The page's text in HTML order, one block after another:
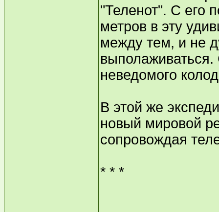
"Теленот". С его
метров в эту
между тем, и не
неведомого
В этой же
новый мировой
сопровождая
* * *